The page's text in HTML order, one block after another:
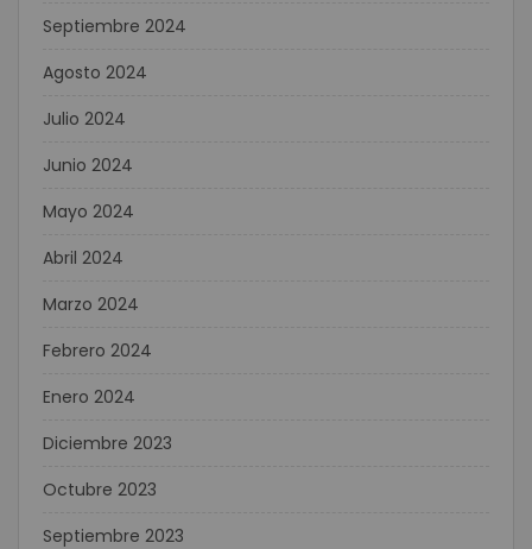
Septiembre 2024
Agosto 2024
Julio 2024
Junio 2024
Mayo 2024
Abril 2024
Marzo 2024
Febrero 2024
Enero 2024
Diciembre 2023
Octubre 2023
Septiembre 2023